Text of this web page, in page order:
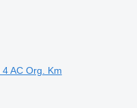
AC Org. Km